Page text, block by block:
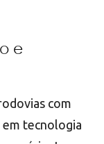
e
com
tecnologia